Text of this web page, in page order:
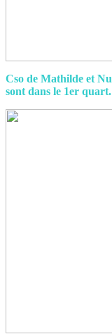
Cso de Mathilde et
sont dans le 1er